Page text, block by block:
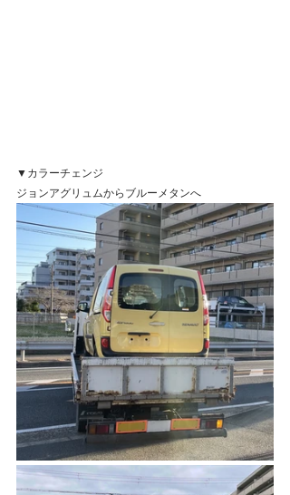
▼カラーチェンジ
ジョンアグリュムからブルーメタンへ